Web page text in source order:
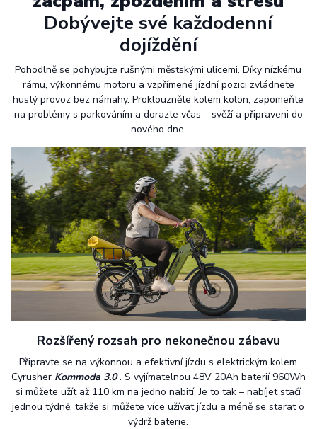
Dobývejte své každodenní
dojíždění
Pohodlně se pohybujte rušnými městskými ulicemi. Díky nízkému
rámu, výkonnému motoru a vzpřímené jízdní pozici zvládnete
hustý provoz bez námahy. Proklouzněte kolem kolon, zapomeňte
na problémy s parkováním a dorazte včas – svěží a připraveni do
nového dne.
Rozšířený rozsah pro nekonečnou zábavu
Připravte se na výkonnou a efektivní jízdu s elektrickým kolem
Cyrusher Kommoda 3.0. S vyjímatelnou 48V 20Ah baterií 960Wh
si můžete užít až 110 km na jedno nabití. Je to tak – nabíjet stačí
jednou týdně, takže si můžete více užívat jízdu a méně se starat o
výdrž baterie.